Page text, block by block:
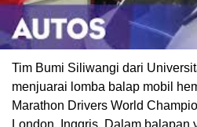
Tim Bumi Siliwangi dari
menjuarai lomba balap mobil
Marathon Drivers World
London, Inggris. Dalam balapan